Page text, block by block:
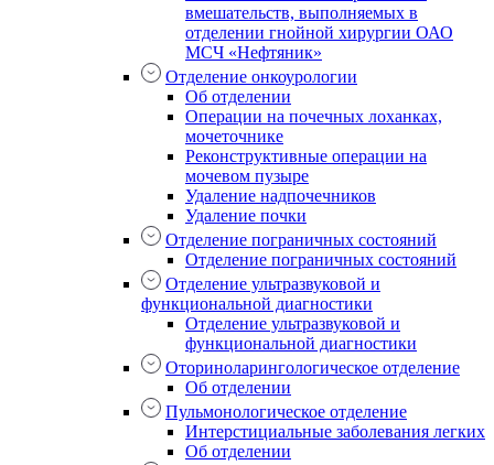
вмешательств, выполняемых в
отделении гнойной хирургии ОАО
МСЧ «Нефтяник»
Отделение онкоурологии
Об отделении
Операции на почечных лоханках,
мочеточнике
Реконструктивные операции на
мочевом пузыре
Удаление надпочечников
Удаление почки
Отделение пограничных состояний
Отделение пограничных состояний
Отделение ультразвуковой и
функциональной диагностики
Отделение ультразвуковой и
функциональной диагностики
Оториноларингологическое отделение
Об отделении
Пульмонологическое отделение
Интерстициальные заболевания легких
Об отделении